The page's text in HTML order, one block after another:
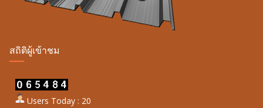
สถิติผู้เข้าชม
Users Today : 20